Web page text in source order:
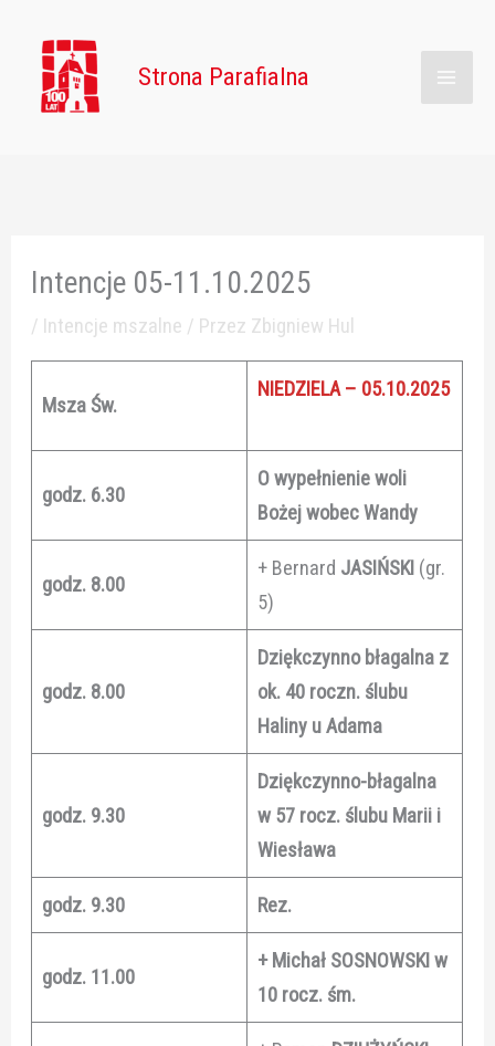
treści
Strona Parafialna
Intencje 05-11.10.2025
/ Intencje mszalne / Przez Zbigniew Hul
Msza Św.
NIEDZIELA – 05.10.2025
godz. 6.30
O wypełnienie woli
Bożej wobec Wandy
godz. 8.00
+ Bernard JASIŃSKI (gr.
5)
godz. 8.00
Dziękczynno błagalna z
ok. 40 roczn. ślubu
Haliny u Adama
godz. 9.30
Dziękczynno-błagalna
w 57 rocz. ślubu Marii i
Wiesława
godz. 9.30 Rez.
godz. 11.00
+ Michał SOSNOWSKI w
10 rocz. śm.